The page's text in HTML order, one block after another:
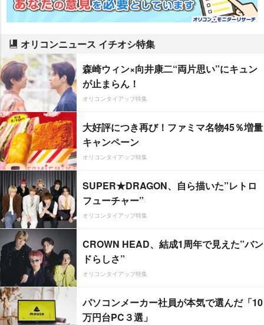
オリコンニュース イチオシ特集
森崎ウィン×向井康二“両片思い”にキュン
が止まらん！
オリコンタイアップ特集
大好評につき再び！ファミマ名物45％増量
キャンペーン
オリコンタイアップ特集
SUPER★DRAGON、自ら描いた”レトロ
フューチャー”
オリコンタイアップ特集
CROWN HEAD、結成1周年で見えた”バン
ドらしさ”
オリコンタイアップ特集
パソコンメーカー社員が本気で選んだ「10
万円台PC３選」